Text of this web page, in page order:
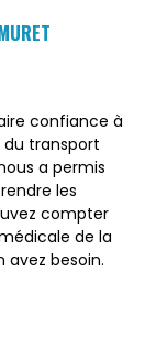
confiance à
du transport
a permis
les
compter
de la
avez besoin.